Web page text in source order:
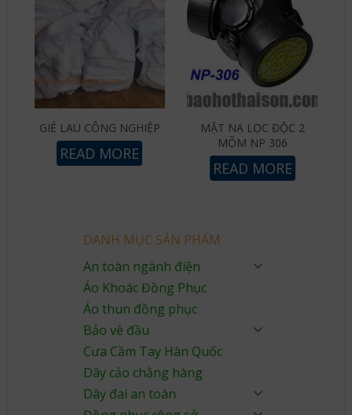
GIẺ LAU CÔNG NGHIỆP
READ MORE
MẶT NẠ LỌC ĐỘC 2
MÕM NP 306
READ MORE
DANH MỤC SẢN PHẨM
An toàn ngành điện
Áo Khoác Đồng Phục
Áo thun đồng phục
Bảo vệ đầu
Cưa Cầm Tay Hàn Quốc
Dây cảo chằng hàng
Dây đai an toàn